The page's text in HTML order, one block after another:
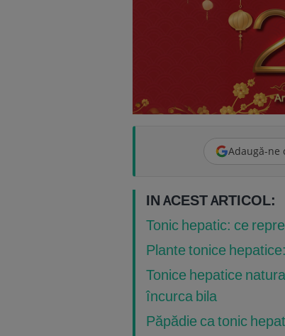
Adaugă-ne
IN ACEST ARTICOL:
Tonic hepatic: ce
Plante tonice
Tonice hepatice
încurca bila
Păpădie ca tonic